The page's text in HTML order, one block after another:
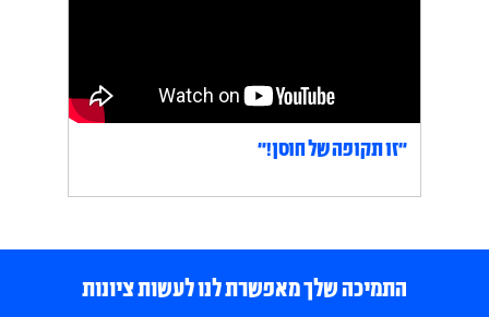
״זו תקופה של חוסן!״
התמיכה שלך מאפשרת לנו לעשות ציונות